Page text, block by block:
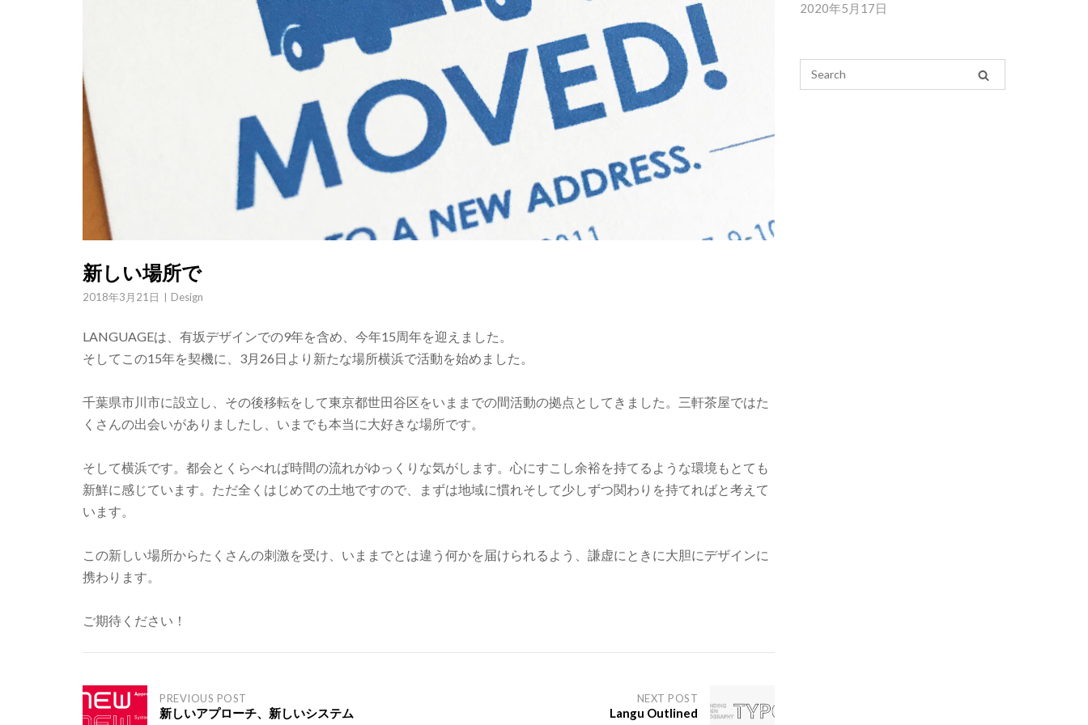
新しい場所で
2018年3月21日 Design
LANGUAGEは、有坂デザインでの9年を含め、今年15周年を迎えました。
そしてこの15年を契機に、3月26日より新たな場所横浜で活動を始めました。
千葉県市川市に設立し、その後移転をして東京都世田谷区をいままでの間活動の拠点としてきました。三軒茶屋ではた
くさんの出会いがありましたし、いまでも本当に大好きな場所です。
そして横浜です。都会とくらべれば時間の流れがゆっくりな気がします。心にすこし余裕を持てるような環境もとても
新鮮に感じています。ただ全くはじめての土地ですので、まずは地域に慣れそして少しずつ関わりを持てればと考えて
います。
この新しい場所からたくさんの刺激を受け、いままでとは違う何かを届けられるよう、謙虚にときに大胆にデザインに
携わります。
ご期待ください！
Post PREVIOUS POST
新しいアプローチ、新しいシステム
NEXT POST
Langu Outlined
2020年5月17日